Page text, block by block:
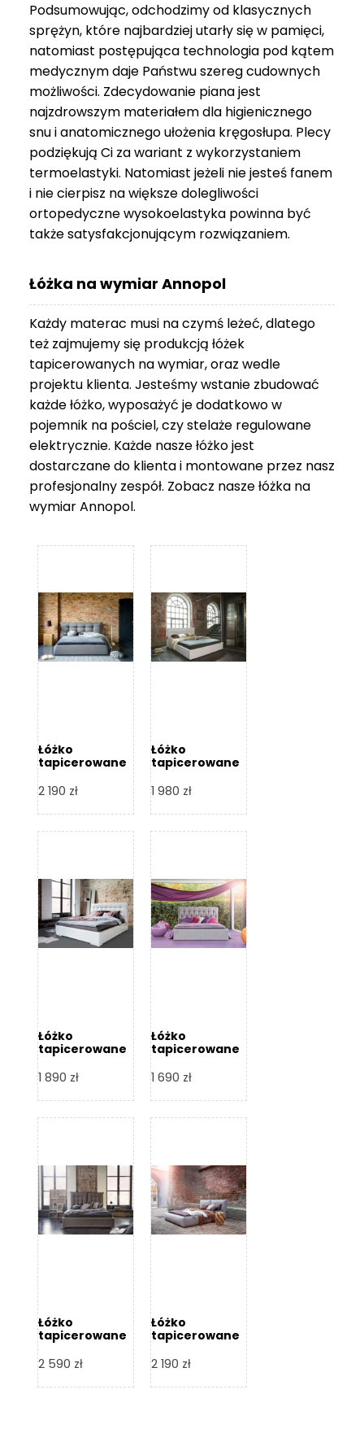
Podsumowując, odchodzimy od klasycznych
sprężyn, które najbardziej utarły się w pamięci,
natomiast postępująca technologia pod kątem
medycznym daje Państwu szereg cudownych
możliwości. Zdecydowanie piana jest
najzdrowszym materiałem dla higienicznego
snu i anatomicznego ułożenia kręgosłupa. Plecy
podziękują Ci za wariant z wykorzystaniem
termoelastyki. Natomiast jeżeli nie jesteś fanem
i nie cierpisz na większe dolegliwości
ortopedyczne wysokoelastyka powinna być
także satysfakcjonującym rozwiązaniem.
Łóżka na wymiar Annopol
Każdy materac musi na czymś leżeć, dlatego
też zajmujemy się produkcją łóżek
tapicerowanych na wymiar, oraz wedle
projektu klienta. Jesteśmy wstanie zbudować
każde łóżko, wyposażyć je dodatkowo w
pojemnik na pościel, czy stelaże regulowane
elektrycznie. Każde nasze łóżko jest
dostarczane do klienta i montowane przez nasz
profesjonalny zespół. Zobacz naszełóżka na
wymiar Annopol.
Łóżko
tapicerowane
Design
2 190 zł
Łóżko
tapicerowane
Design
1 980 zł
Łóżko
tapicerowane
Design
1 890 zł
Łóżko
tapicerowane
Design
1 690 zł
Łóżko
tapicerowane
Design
2 590 zł
Łóżko
tapicerowane
Design
2 190 zł